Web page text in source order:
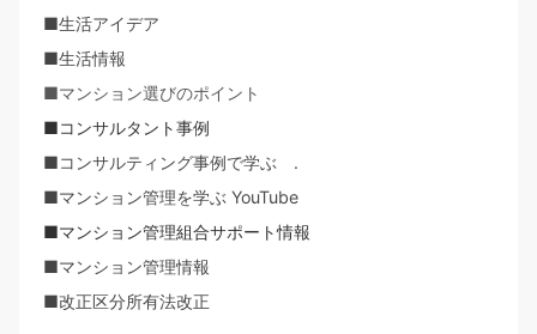
■生活アイデア
■生活情報
■マンション選びのポイント
■コンサルタント事例
■コンサルティング事例で学ぶ .
■マンション管理を学ぶ YouTube
■マンション管理組合サポート情報
■マンション管理情報
■改正区分所有法改正